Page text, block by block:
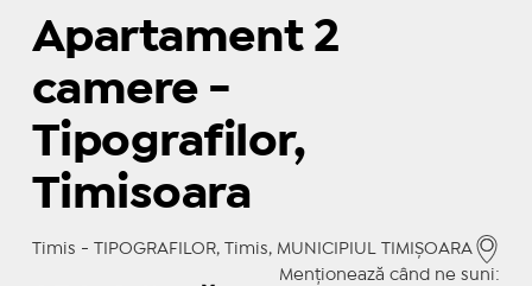
Apartament 2
camere -
Tipografilor,
Timisoara
Timis - TIPOGRAFILOR, Timis, MUNICIPIUL TIMIŞOARA
Menționează când ne suni: